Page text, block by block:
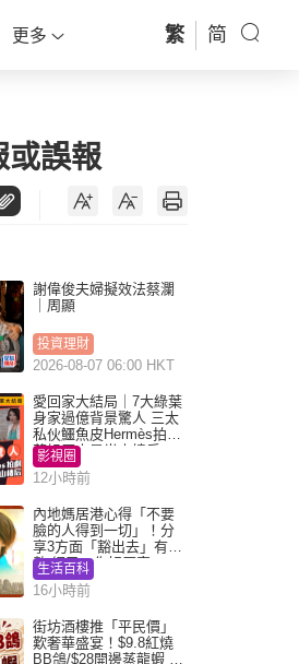
更多 繁 简
或誤報
謝偉俊夫婦擬效法蔡瀾
｜周顯
投資理財
2026-08-07 06:00 HKT
愛回家大結局｜7大綠葉
身家過億背景驚人 三太
私伙鱷魚皮Hermès拍劇
蘇姐原來是半山樓后
影視圈
12小時前
內地媽居港心得「不要
臉的人得到一切」！分
享3方面「豁出去」有著
數 網民：你好厲害
生活百科
16小時前
街坊酒樓推「平民價」
歎奢華盛宴！$9.8紅燒
BB鴿/$28開邊蒸龍蝦 3